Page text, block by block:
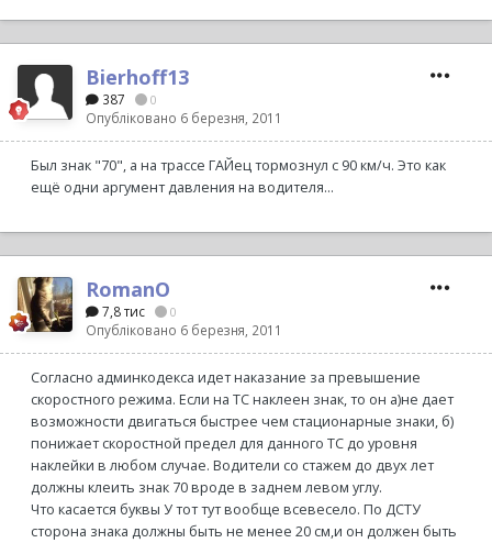
Bierhoff13
387 0
Опубліковано 6 березня, 2011
Был знак "70", а на трассе ГАЙец тормознул с 90 км/ч. Это как
ещё одни аргумент давления на водителя...
RomanO
7,8 тис 0
Опубліковано 6 березня, 2011
Согласно админкодекса идет наказание за превышение
скоростного режима. Если на ТС наклеен знак, то он а)не дает
возможности двигаться быстрее чем стационарные знаки, б)
понижает скоростной предел для данного ТС до уровня
наклейки в любом случае. Водители со стажем до двух лет
должны клеить знак 70 вроде в заднем левом углу.
Что касается буквы У тот тут вообще всевесело. По ДСТУ
сторона знака должны быть не менее 20 см,и он должен быть